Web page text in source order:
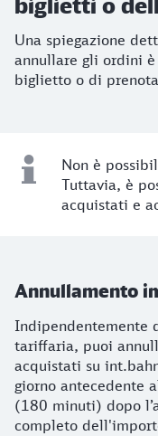
Una spiegazione
annullare gli ordini
biglietto o di
Non è
Tuttavia, è
acquistati e
Annullamento
Indipendentemente
tariffaria, puoi
acquistati su
giorno antecedente
(180 minuti) dopo
completo